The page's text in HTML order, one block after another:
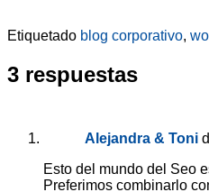
Etiquetado blog corporativo,
3 respuestas
Alejandra & Toni
Esto del mundo del Seo
Preferimos combinarlo